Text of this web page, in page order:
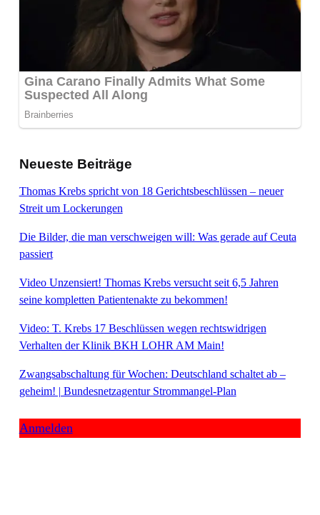
Neueste Beiträge
Thomas Krebs spricht von 18 Gerichtsbeschlüssen – neuer
Streit um Lockerungen
Die Bilder, die man verschweigen will: Was gerade auf Ceuta
passiert
Video Unzensiert! Thomas Krebs versucht seit 6,5 Jahren
seine kompletten Patientenakte zu bekommen!
Video: T. Krebs 17 Beschlüssen wegen rechtswidrigen
Verhalten der Klinik BKH LOHR AM Main!
Zwangsabschaltung für Wochen: Deutschland schaltet ab –
geheim! | Bundesnetzagentur Strommangel-Plan
Anmelden